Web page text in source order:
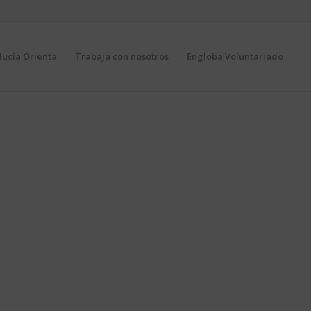
Orienta Trabaja con nosotros Engloba Voluntariado